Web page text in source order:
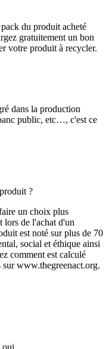
du produit acheté
gratuitement un bon
votre produit à recycler.
dans la production
public, etc…, c'est ce
?
un choix plus
lors de l'achat d'un
est noté sur plus de 70
social et éthique ainsi
comment est calculé
www.thegreenact.org.
oui